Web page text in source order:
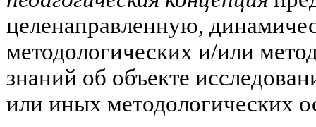
целенаправленную,
методологических и/или
знаний об объекте
или иных методологических